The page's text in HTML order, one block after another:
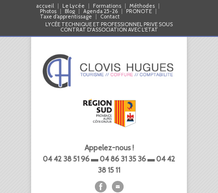
accueil Le Lycée Formations Méthodes
Photos Blog Agenda 25-26 PRONOTE
Taxe d’apprentissage
Contact
LYCÉE TECHNIQUE ET PROFESSIONNEL PRIVE SOUS
CONTRAT D'ASSOCIATION AVEC L'ETAT
Appelez-nous !
04 42 38 51 96 ▬ 04 86 31 35 36 ▬ 04 42
38 15 11